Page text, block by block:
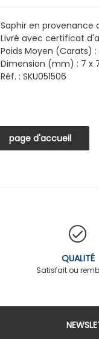
Saphir en provenance
Livré avec certificat
Poids Moyen (Carats) :
Dimension (mm) : 7 x
Réf. : SKU051506
QUALITÉ
Satisfait ou